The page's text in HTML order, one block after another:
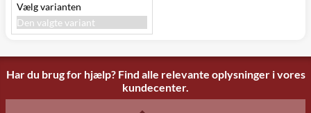
Vælg varianten
Den valgte variant
Har du brug for hjælp? Find alle relevante oplysninger i vores
kundecenter.